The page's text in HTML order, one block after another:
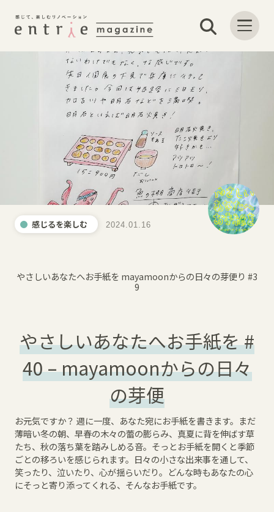
感じるを楽しむ 2024.01.16
やさしいあなたへお手紙を mayamoonからの日々の芽便り #3
9
やさしいあなたへお手紙を #
40 – mayamoonからの日々
の芽便
お元気ですか？ 週に一度、あなた宛にお手紙を書きます。まだ
薄暗い冬の朝、早春の木々の蕾の膨らみ、真夏に背を伸ばす草
たち、秋の落ち葉を踏みしめる音。そっとお手紙を開くと季節
ごとの移ろいを感じられます。日々の小さな出来事を通して、
笑ったり、泣いたり、心が揺らいだり。どんな時もあなたの心
にそっと寄り添ってくれる、そんなお手紙です。